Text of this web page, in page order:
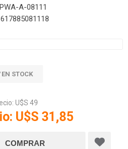
PWA-A-08111
617885081118
EN STOCK
U$S 49
U$S 31,85